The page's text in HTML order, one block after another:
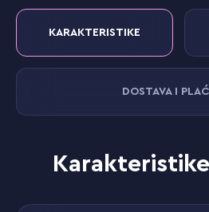
KARAKTERISTIKE
DOSTAVA I